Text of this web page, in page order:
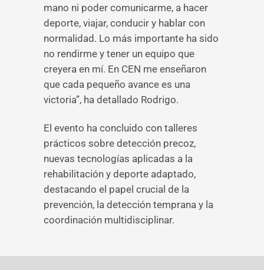
mano ni poder comunicarme, a hacer
deporte, viajar, conducir y hablar con
normalidad. Lo más importante ha sido
no rendirme y tener un equipo que
creyera en mí. En CEN me enseñaron
que cada pequeño avance es una
victoria”, ha detallado Rodrigo.
El evento ha concluido con talleres
prácticos sobre detección precoz,
nuevas tecnologías aplicadas a la
rehabilitación y deporte adaptado,
destacando el papel crucial de la
prevención, la detección temprana y la
coordinación multidisciplinar.